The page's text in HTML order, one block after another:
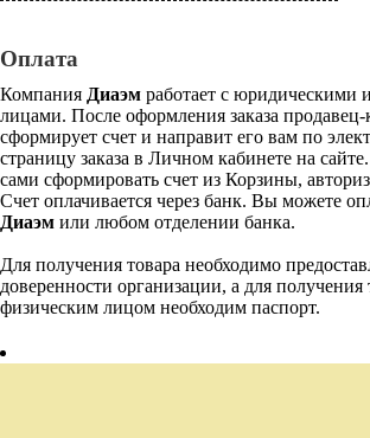
Оплата
Компания Диаэм работает с юридическими
лицами. После оформления заказа продавец-
сформирует счет и направит его вам по
страницу заказа в Личном кабинете на
сами сформировать счет из Корзины,
Счет оплачивается через банк. Вы можете
Диаэм или любом отделении банка.
Для получения товара необходимо
доверенности организации, а для получения
физическим лицом необходим паспорт.